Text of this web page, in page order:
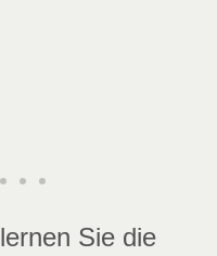
Sie die